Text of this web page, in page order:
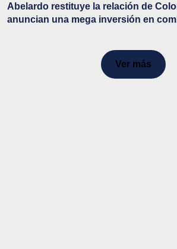
Abelardo restituye la relación de
anuncian una mega inversión en
Ver más